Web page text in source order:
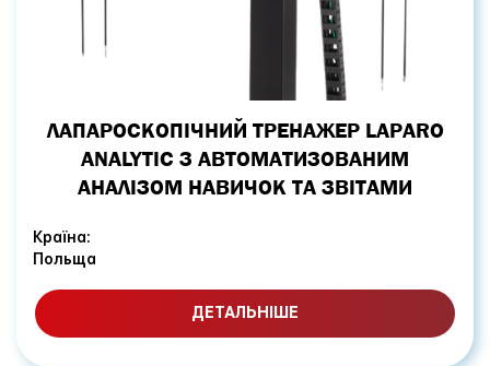
ЛАПАРОСКОПІЧНИЙ ТРЕНАЖЕР LAPARO
ANALYTIC З АВТОМАТИЗОВАНИМ
АНАЛІЗОМ НАВИЧОК ТА ЗВІТАМИ
Країна:
Польща
ДЕТАЛЬНІШЕ